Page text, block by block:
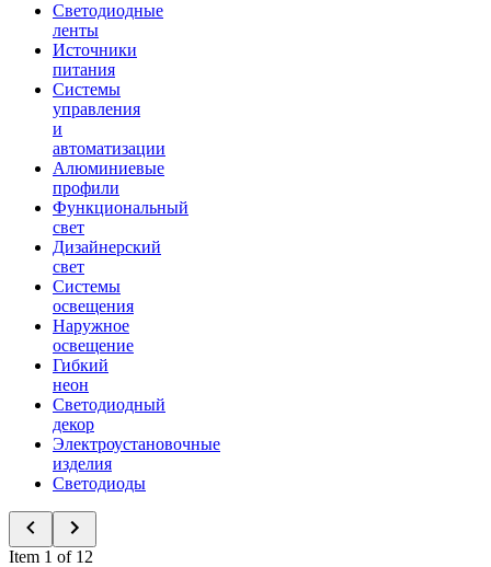
Светодиодные
ленты
Источники
питания
Системы
управления
и
автоматизации
Алюминиевые
профили
Функциональный
свет
Дизайнерский
свет
Системы
освещения
Наружное
освещение
Гибкий
неон
Светодиодный
декор
Электроустановочные
изделия
Светодиоды
Item 1 of 12